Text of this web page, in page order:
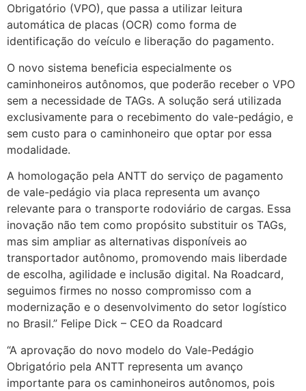
Obrigatório (VPO), que passa a utilizar leitura
automática de placas (OCR) como forma de
identificação do veículo e liberação do pagamento.
O novo sistema beneficia especialmente os
caminhoneiros autônomos, que poderão receber o VPO
sem a necessidade de TAGs. A solução será utilizada
exclusivamente para o recebimento do vale-pedágio, e
sem custo para o caminhoneiro que optar por essa
modalidade.
A homologação pela ANTT do serviço de pagamento
de vale-pedágio via placa representa um avanço
relevante para o transporte rodoviário de cargas. Essa
inovação não tem como propósito substituir os TAGs,
mas sim ampliar as alternativas disponíveis ao
transportador autônomo, promovendo mais liberdade
de escolha, agilidade e inclusão digital. Na Roadcard,
seguimos firmes no nosso compromisso com a
modernização e o desenvolvimento do setor logístico
no Brasil.” Felipe Dick – CEO da Roadcard
“A aprovação do novo modelo do Vale-Pedágio
Obrigatório pela ANTT representa um avanço
importante para os caminhoneiros autônomos, pois